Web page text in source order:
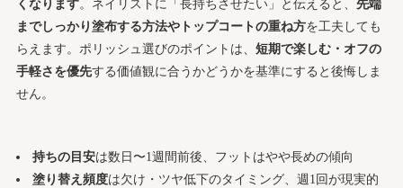
くなります。ネイリストに「長持ちさせたい」と伝えると、 先端
までしっかり塗布する方法やトップコートの重ね方を工夫しても
らえます。ポリッシュ選びのポイントは、 短期で楽しむ・オフの
手軽さを優先する価値観に合うかどうかを基準にすると後悔しま
せん。
持ちの目安は数日〜1週間前後、フットはやや長めの傾向
塗り替え頻度は欠け・ツヤ低下のタイミング、週1回が現実的